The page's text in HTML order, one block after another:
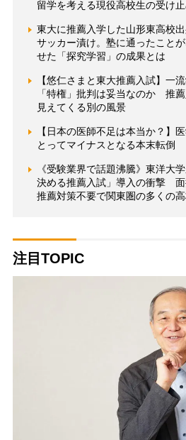
留学を考える現役高校生の受け
東大に推薦入学した山形東高校
サッカー漬け。塾に通ったこと
せた「探究学習」の成果とは
【悠仁さまと東大推薦入試】一
「特権」批判は妥当なのか 推
見えてくる別の風景
【日本の医師不足は本当か？】
とってマイナスとなる本末転倒
《受験業界で話題沸騰》東洋大
決める推薦入試」導入の衝撃
推薦対策不要で関東圏の多くの
注目TOPIC